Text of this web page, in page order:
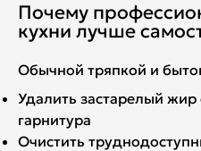
Почему
кухни лучше
Обычной тряпкой и
Удалить застарелый
гарнитура
Очистить